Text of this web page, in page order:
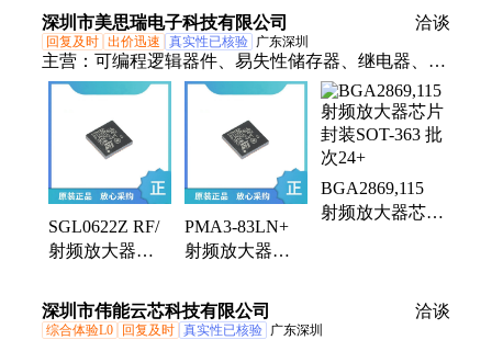
225-3800MHz
射频放大器 3.4-
3.8 GHz Doherty
QFN-16
4dB Gain 15dB
深圳市美思瑞电子科技有限公司 洽谈
回复及时 出价迅速 真实性已核验 广东深圳
主营： 可编程逻辑器件、易失性储存器、继电器、放
大器、接口及驱动IC、电源管理芯片、单片机、模拟
芯片、集成电路、滤波器、处理器及微控制器、逻辑
芯片、时钟和计时器、存储器、光电子、传感器、
NCE、TI、ST、GD、MICRON、MAXIM、ADI、
WINBOND、ON
SGL0622Z RF/
射频放大器
DFN-8 批次24+
PMA3-83LN+
射频放大器
12 批次23+
BGA2869,115
射频放大器芯片
深圳市伟能云芯科技有限公司 洽谈
综合体验L0 回复及时 真实性已核验 广东深圳